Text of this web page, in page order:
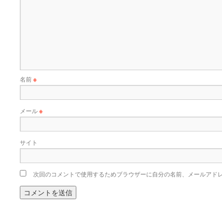
名前※
メール※
サイト
次回のコメントで使用するためブラウザーに自分の名前、メールアド